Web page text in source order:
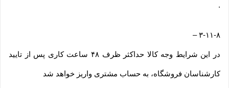
.
۳-۱۱-۸–
در این شرایط وجه کالا حداکثر ظرف ۴۸ ساعت کاری پس از تایید
کارشناسان فروشگاه، به حساب مشتری واریز خواهد شد